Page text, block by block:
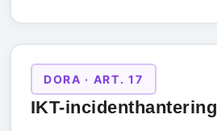
DORA · ART. 17
IKT-incidenthantering